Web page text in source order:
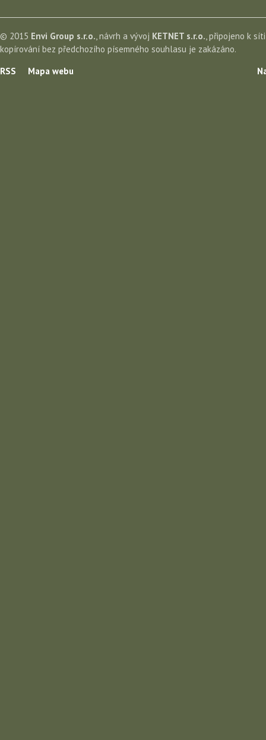
© 2015 Envi Group s.r.o., návrh a vývoj KETNET s.r.o., připojeno k
kopírování bez předchozího písemného souhlasu je zakázáno.
RSS
Mapa webu